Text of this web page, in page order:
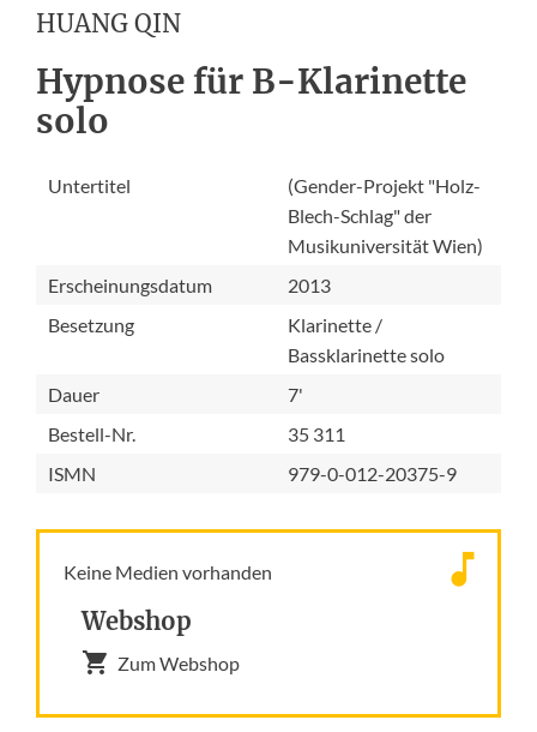
HUANG QIN
Hypnose für B-Klarinette
solo
Untertitel
(Gender-Projekt "Holz-
Blech-Schlag" der
Musikuniversität Wien)
Erscheinungsdatum
2013
Besetzung
Klarinette /
Bassklarinette solo
Dauer
7'
Bestell-Nr.
35 311
ISMN
979-0-012-20375-9
Keine Medien vorhanden
Webshop
Zum Webshop